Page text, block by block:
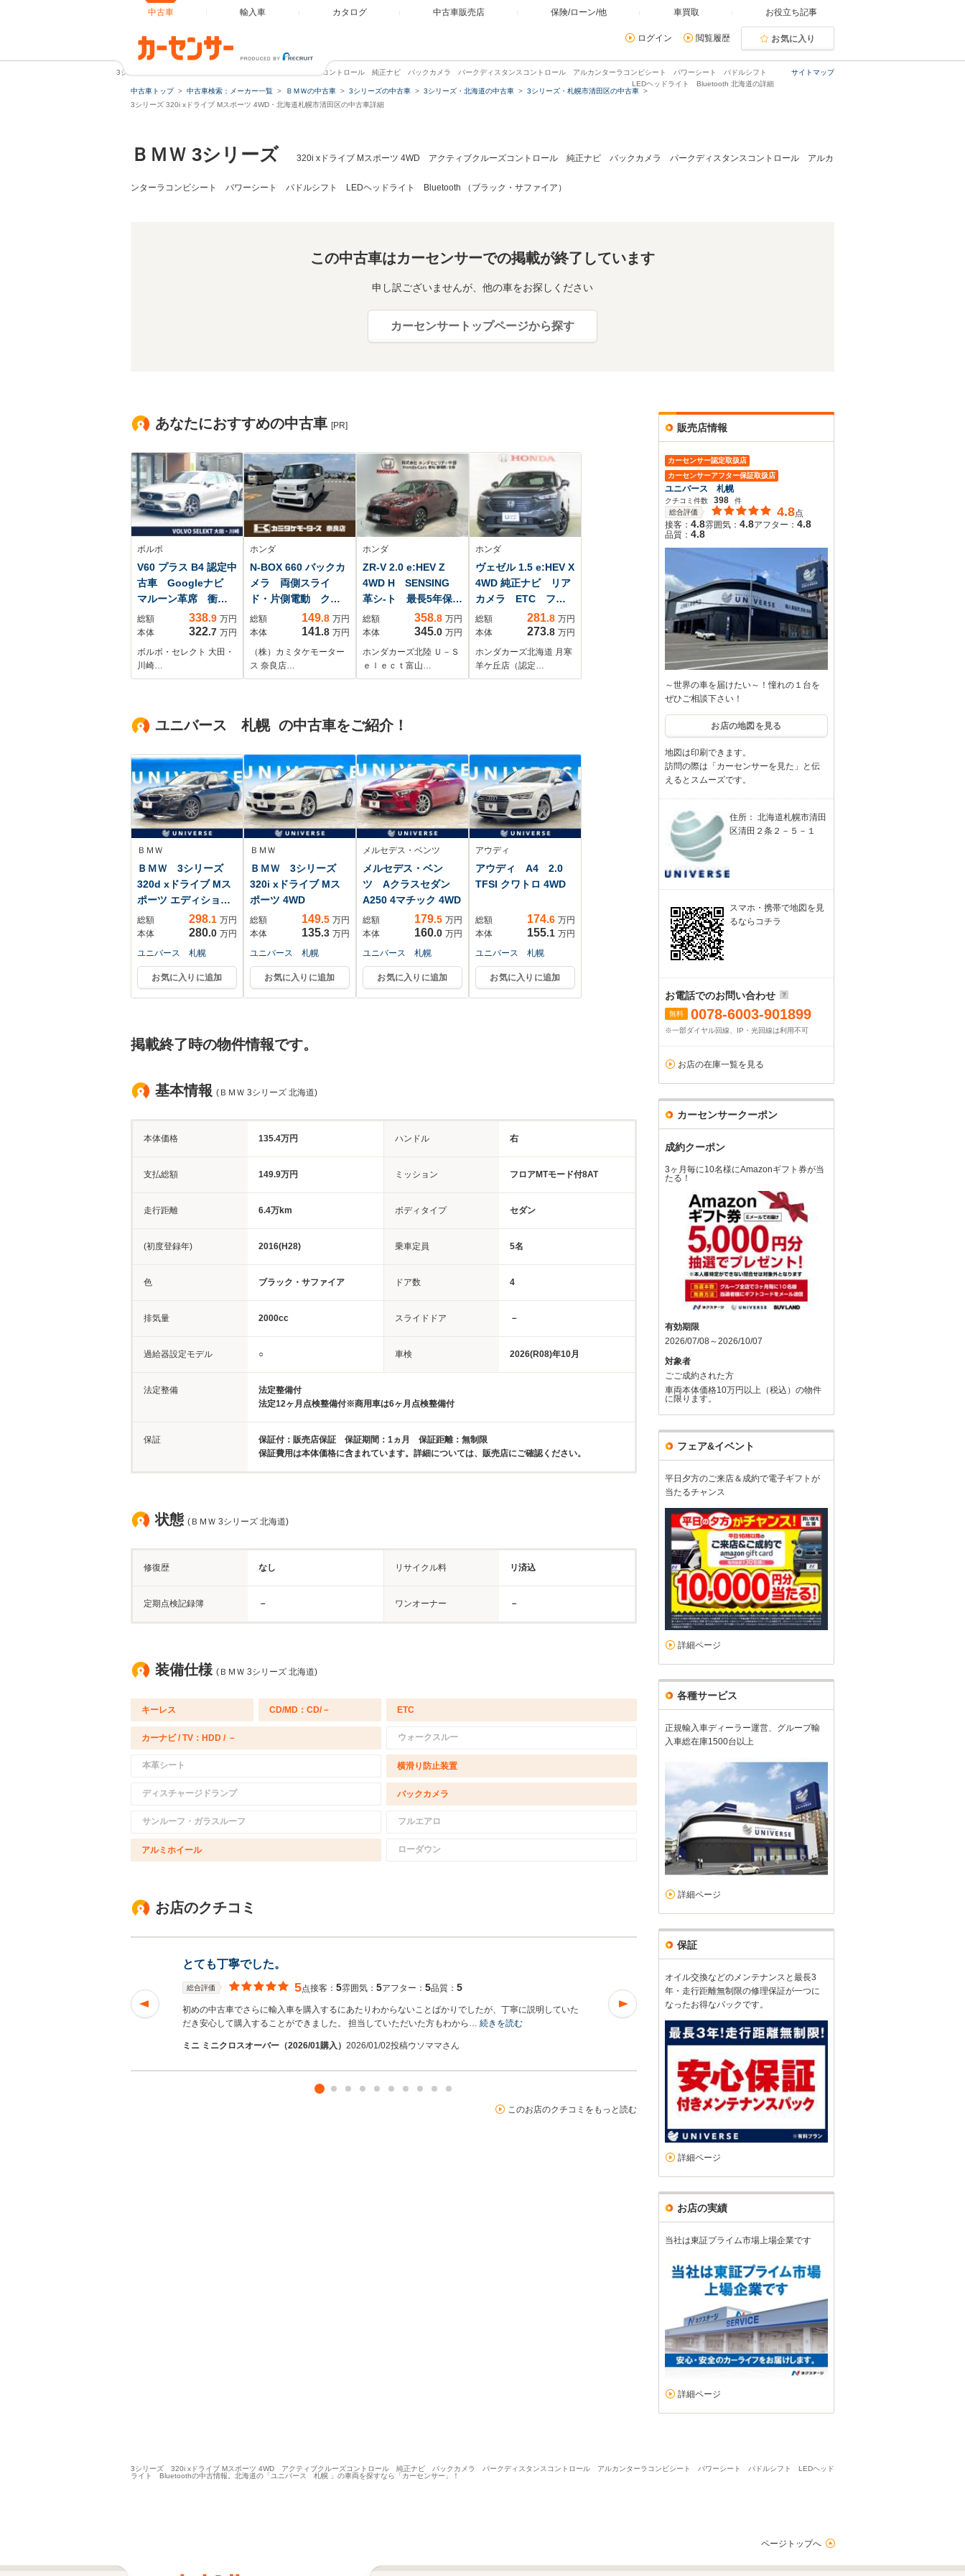
中古車 輸入車 カタログ 中古車販売店 保険/ローン/他 車買取 お役立ち記事
ログイン 閲覧履歴 お気に入り
サイトマップ
3シリーズ 320i xドライブ Mスポーツ 4WD アクティブクルーズコントロール 純正ナビ バックカメラ パークディスタンスコントロール アルカンターラコンビシート パワーシート パドルシフト
LEDヘッドライト Bluetooth 北海道の詳細
中古車トップ
中古車検索：メーカー一覧 ＢＭＷの中古車 3シリーズの中古車 3シリーズ・北海道の中古車
3シリーズ・札幌市清田区の中古車
3シリーズ 320i xドライブ Mスポーツ 4WD・北海道札幌市清田区の中古車詳細
ＢＭＷ 3シリーズ 320i xドライブ Mスポーツ 4WD アクティブクルーズコントロール 純正ナビ バックカメラ パークディスタンスコントロール アルカ
ンターラコンビシート パワーシート パドルシフト LEDヘッドライト Bluetooth （ブラック・サファイア）
この中古車はカーセンサーでの掲載が終了しています
申し訳ございませんが、他の車をお探しください
カーセンサートップページから探す
あなたにおすすめの中古車 [PR]
ボルボ
V60 プラス B4 認定中
古車 Googleナビ
マルーン革席 衝突
被害軽減ブレーキ
シートヒーター
360°ビュー
Bluetooth フルセグ
TV LEDライト ブ
車線逸脱警報
総額 338.9 万円
本体
322.7 万円
ボルボ・セレクト 大田・
川崎…
ホンダ
N-BOX 660 バックカ
メラ 両側スライ
ド・片側電動 クリ
アランスソナー オ
ートクルーズコント
ロール レーンアシ
スト 衝突被害軽減
システム オートラ
ー アイドリングス
総額 149.8 万円
本体
141.8 万円
（株）カミタケモーター
ス 奈良店…
ホンダ
ZR-V 2.0 e:HEV Z
4WD H SENSING
革シ-ト 最長5年保
証 ワンオ-ナ- 純正
ナビ TV Rカメ
ラ マルチビュ- BT
オ-ディオ ドラレ
コ ETC LEDライ
コン AAC
総額 358.8 万円
本体
345.0 万円
ホンダカーズ北陸 Ｕ－Ｓ
ｅｌｅｃｔ富山…
ホンダ
ヴェゼル 1.5 e:HEV X
4WD 純正ナビ リア
カメラ ETC フル
セグTV
総額 281.8 万円
本体
273.8 万円
ホンダカーズ北海道 月寒
羊ケ丘店（認定…
ユニバース 札幌 の中古車をご紹介！
ＢＭＷ
ＢＭＷ 3シリーズ
320d xドライブ Mス
ポーツ エディション
...
総額 298.1 万円
本体
280.0 万円
ユニバース 札幌
お気に入りに追加
ＢＭＷ
ＢＭＷ 3シリーズ
320i xドライブ Mス
ポーツ 4WD
総額 149.5 万円
本体
135.3 万円
ユニバース 札幌
お気に入りに追加
メルセデス・ベンツ
メルセデス・ベン
ツ Aクラスセダン
A250 4マチック 4WD
総額 179.5 万円
本体
160.0 万円
ユニバース 札幌
お気に入りに追加
アウディ
アウディ A4 2.0
TFSI クワトロ 4WD
総額 174.6 万円
本体
155.1 万円
ユニバース 札幌
お気に入りに追加
掲載終了時の物件情報です。
基本情報 (ＢＭＷ 3シリーズ 北海道)
本体価格 135.4万円 ハンドル 右
支払総額 149.9万円 ミッション フロアMTモード付8AT
走行距離 6.4万km ボディタイプ セダン
(初度登録年) 2016(H28) 乗車定員 5名
色 ブラック・サファイア ドア数 4
排気量 2000cc スライドドア －
過給器設定モデル ○ 車検 2026(R08)年10月
法定整備
法定整備付
法定12ヶ月点検整備付※商用車は6ヶ月点検整備付
保証
保証付：販売店保証 保証期間：1ヵ月 保証距離：無制限
保証費用は本体価格に含まれています。詳細については、販売店にご確認ください。
状態 (ＢＭＷ 3シリーズ 北海道)
修復歴 なし リサイクル料 リ済込
定期点検記録簿 － ワンオーナー －
装備仕様 (ＢＭＷ 3シリーズ 北海道)
キーレス CD/MD：CD/－ ETC
カーナビ / TV：HDD / － ウォークスルー
本革シート 横滑り防止装置
ディスチャージドランプ バックカメラ
サンルーフ・ガラスルーフ フルエアロ
アルミホイール ローダウン
お店のクチコミ
とても丁寧でした。
総合評価 5点接客： 5雰囲気： 5アフター： 5品質： 5
初めの中古車でさらに輸入車を購入するにあたりわからないことばかりでしたが、丁寧に説明していた
だき安心して購入することができました。 担当していただいた方もわから… 続きを読む
ミニ ミニクロスオーバー（2026/01購入） 2026/01/02投稿ウソママさん
総合評価 5点接客：
商品車のクオリティはもちろんのこと、提供される整備内容がディー
だしなみ、言葉遣い、気遣い、商品知識、対応が全て正規ディーラー
メルセデス・ベンツ Eクラス（2025/10購入）
このお店のクチコミをもっと読む
販売店情報
カーセンサー認定取扱店
カーセンサーアフター保証取扱店
ユニバース 札幌
クチコミ件数 398
件
総合評価
4.8点
接客： 4.8雰囲気： 4.8アフター： 4.8
品質： 4.8
～世界の車を届けたい～！憧れの１台を
ぜひご相談下さい！
お店の地図を見る
地図は印刷できます。
訪問の際は「カーセンサーを見た」と伝
えるとスムーズです。
住所： 北海道札幌市清田
区清田２条２－５－１
スマホ・携帯で地図を見
るならコチラ
お電話でのお問い合わせ
無料 0078-6003-901899
※一部ダイヤル回線、IP・光回線は利用不可
お店の在庫一覧を見る
カーセンサークーポン
成約クーポン
3ヶ月毎に10名様にAmazonギフト券が当
たる！
有効期限
2026/07/08～2026/10/07
対象者
ごご成約された方
車両本体価格10万円以上（税込）の物件
に限ります。
フェア&イベント
平日夕方のご来店＆成約で電子ギフトが
当たるチャンス
詳細ページ
各種サービス
正規輸入車ディーラー運営、グループ輸
入車総在庫1500台以上
詳細ページ
保証
オイル交換などのメンテナンスと最長3
年・走行距離無制限の修理保証が一つに
なったお得なパックです。
詳細ページ
お店の実績
当社は東証プライム市場上場企業です
詳細ページ
3シリーズ 320i xドライブ Mスポーツ 4WD アクティブクルーズコントロール 純正ナビ バックカメラ パークディスタンスコントロール アルカンターラコンビシート パワーシート パドルシフト LEDヘッド
ライト Bluetoothの中古情報。北海道の「ユニバース 札幌 」の車両を探すなら「カーセンサー」！
ページトップへ